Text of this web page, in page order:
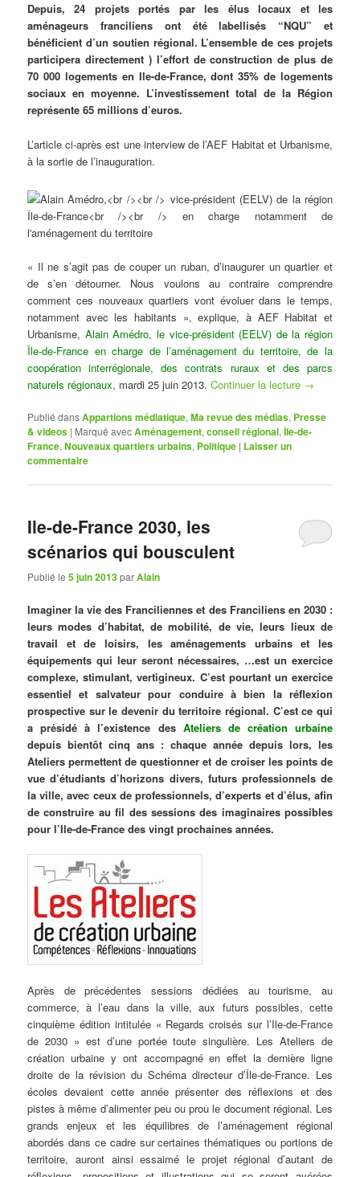
Depuis, 24 projets portés par les élus locaux et les
aménageurs franciliens ont été labellisés “NQU” et
bénéficient d’un soutien régional. L’ensemble de ces projets
participera directement ) l’effort de construction de plus de
70 000 logements en Ile-de-France, dont 35% de logements
sociaux en moyenne. L’investissement total de la Région
représente 65 millions d’euros.
L’article ci-après est une interview de l’AEF Habitat et Urbanisme,
à la sortie de l’inauguration.
« Il ne s’agit pas de couper un ruban, d’inaugurer un quartier et
de s’en détourner. Nous voulons au contraire comprendre
comment ces nouveaux quartiers vont évoluer dans le temps,
notamment avec les habitants », explique, à AEF Habitat et
Urbanisme, Alain Amédro, le vice-président (EELV) de la région
Île-de-France en charge de l’aménagement du territoire, de la
coopération interrégionale, des contrats ruraux et des parcs
naturels régionaux, mardi 25 juin 2013.Continuer la lecture →
Publié dansAppartions médiatique,Ma revue des médias, Presse
& videos | Marqué avecAménagement,conseil régional,Île-de-
France,Nouveaux quartiers urbains, Politique | Laisser un
commentaire
Ile-de-France 2030, les
scénarios qui bousculent
Publié le5 juin 2013parAlain
Imaginer la vie des Franciliennes et des Franciliens en 2030 :
leurs modes d’habitat, de mobilité, de vie, leurs lieux de
travail et de loisirs, les aménagements urbains et les
équipements qui leur seront nécessaires, …est un exercice
complexe, stimulant, vertigineux. C’est pourtant un exercice
essentiel et salvateur pour conduire à bien la réflexion
prospective sur le devenir du territoire régional. C’est ce qui
a présidé à l’existence des Ateliers de création urbaine
depuis bientôt cinq ans : chaque année depuis lors, les
Ateliers permettent de questionner et de croiser les points de
vue d’étudiants d’horizons divers, futurs professionnels de
la ville, avec ceux de professionnels, d’experts et d’élus, afin
de construire au fil des sessions des imaginaires possibles
pour l’Ile-de-France des vingt prochaines années.
Après de précédentes sessions dédiées au tourisme, au
commerce, à l’eau dans la ville, aux futurs possibles, cette
cinquième édition intitulée « Regards croisés sur l’Ile-de-France
de 2030 » est d’une portée toute singulière. Les Ateliers de
création urbaine y ont accompagné en effet la dernière ligne
droite de la révision du Schéma directeur d’Île-de-France. Les
écoles devaient cette année présenter des réflexions et des
pistes à même d’alimenter peu ou prou le document régional. Les
grands enjeux et les équilibres de l’aménagement régional
abordés dans ce cadre sur certaines thématiques ou portions de
territoire, auront ainsi essaimé le projet régional d’autant de